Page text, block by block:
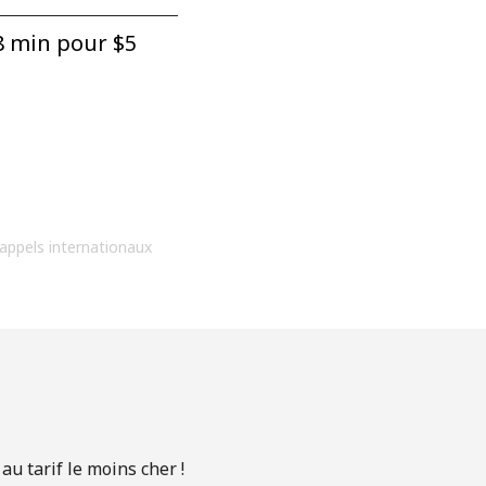
min pour ⁦$5⁩
internationaux
tarif le moins cher !